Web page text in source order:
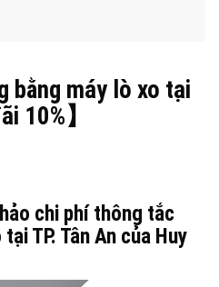
bằng máy lò xo tại
10%】
chi phí thông tắc
TP. Tân An của Huy